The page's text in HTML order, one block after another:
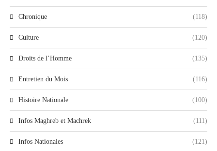
Chronique (118)
Culture (120)
Droits de l’Homme (135)
Entretien du Mois (116)
Histoire Nationale (100)
Infos Maghreb et Machrek (111)
Infos Nationales (121)